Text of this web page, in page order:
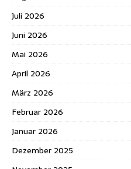
Juli 2026
Juni 2026
Mai 2026
April 2026
März 2026
Februar 2026
Januar 2026
Dezember 2025